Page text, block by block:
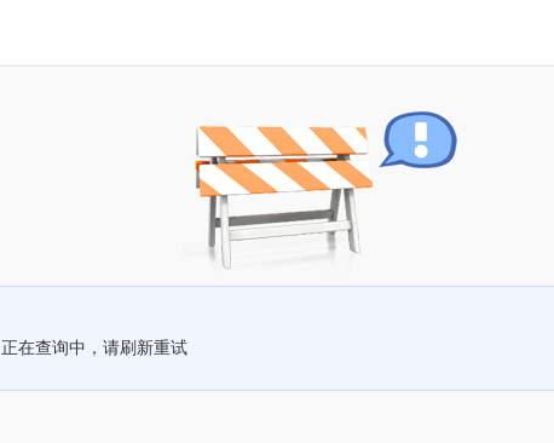
正在查询中，请刷新重试